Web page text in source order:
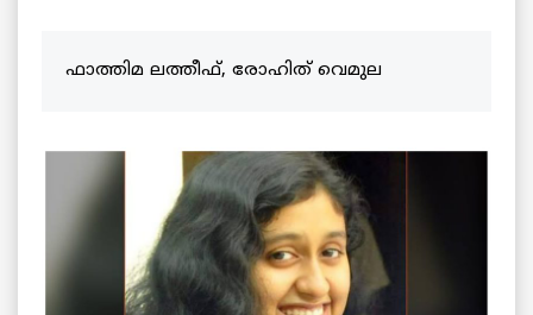
ഫാത്തിമ ലത്തീഫ്, രോഹിത് വെമുല